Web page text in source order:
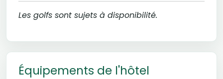
Les golfs sont sujets à disponibilité.
Équipements de l'hôtel